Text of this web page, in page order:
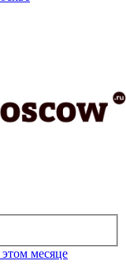
этом месяце